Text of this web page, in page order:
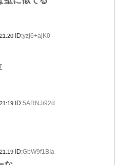
ID:yzj6+ajK0
ID:5ARNJi92d
ID:GbW9f1BIa